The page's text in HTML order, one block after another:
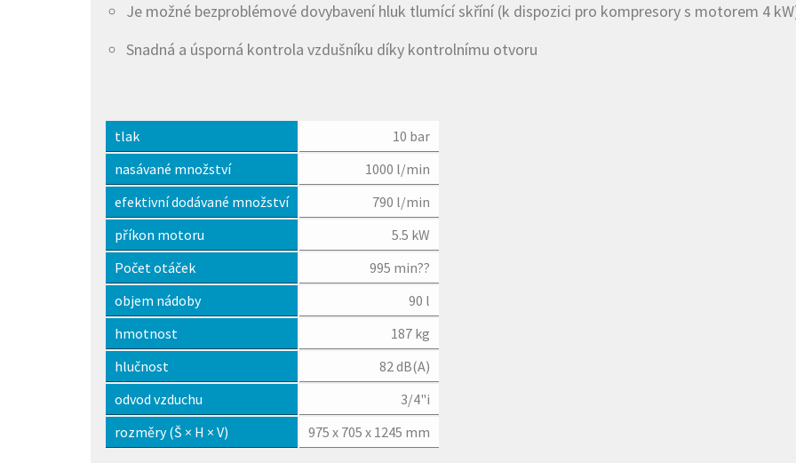
Je možné bezproblémové dovybavení hluk tlumící skříní (k dispozici pro kompresory s motorem 4
Snadná a úsporná kontrola vzdušníku díky kontrolnímu otvoru
tlak
10 bar
nasávané množství
1000 l/min
efektivní dodávané množství
790 l/min
příkon motoru
5.5 kW
Počet otáček
995 min??
objem nádoby
90 l
hmotnost
187 kg
hlučnost
82 dB(A)
odvod vzduchu
3/4"i
rozměry (Š × H × V)
975 x 705 x 1245 mm